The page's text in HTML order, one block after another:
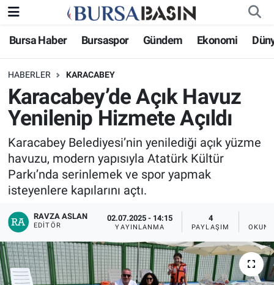
Bursa Haber Bursaspor Gündem Ekonomi
HABERLER KARACABEY
Karacabey’de Açık Havuz
Yenilenip Hizmete Açıldı
Karacabey Belediyesi’nin yenilediği açık yüzme
havuzu, modern yapısıyla Atatürk Kültür
Parkı’nda serinlemek ve spor yapmak
isteyenlere kapılarını açtı.
RAVZA ASLAN
EDITÖR
02.07.2025 - 14:15
YAYINLANMA
4
PAYLAŞIM
Bursa Haber
Genel
Politika
Bilim, Teknoloji
KÜLTÜR-SANAT
Gündem
Bursa Nöbetçi Eczaneler
Bursa Hava Durumu
Bursa Namaz Vakitleri
Bursa Trafik Yoğunluk Haritası
Süper Lig Puan Durumu ve Fikstür
Haber Arşivi